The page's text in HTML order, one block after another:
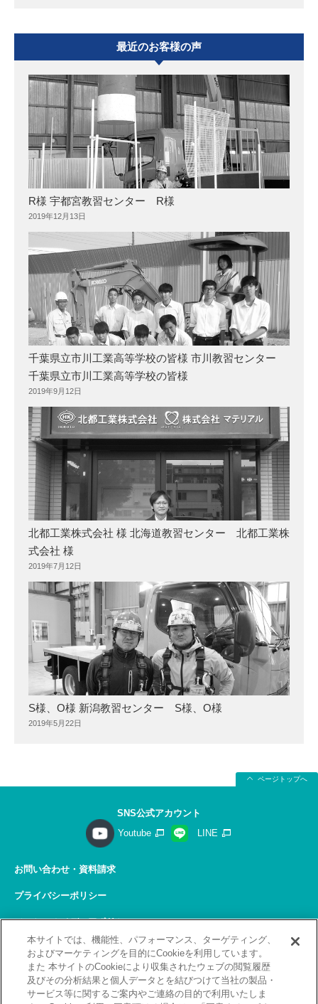
最近のお客様の声
R様 宇都宮教習センター R様
2019年12月13日
千葉県立市川工業高等学校の皆様 市川教習センター
千葉県立市川工業高等学校の皆様
2019年9月12日
北都工業株式会社 様 北海道教習センター 北都工業株
式会社 様
2019年7月12日
S様、O様 新潟教習センター S様、O様
2019年5月22日
ページトップへ
SNS公式アカウント
Youtube
LINE
お問い合わせ・資料請求
プライバシーポリシー
ソーシャルメディアポリシー
サイトの利用について
サイトマップ
関連リンク
本サイトでは、機能性、パフォーマンス、ターゲティング、
およびマーケティングを目的にCookieを利用しています。
また 本サイトのCookieにより収集されたウェブの閲覧履歴
及びその分析結果と個人データとを結びつけて当社の製品・
サービス等に関するご案内やご連絡の目的で利用いたしま